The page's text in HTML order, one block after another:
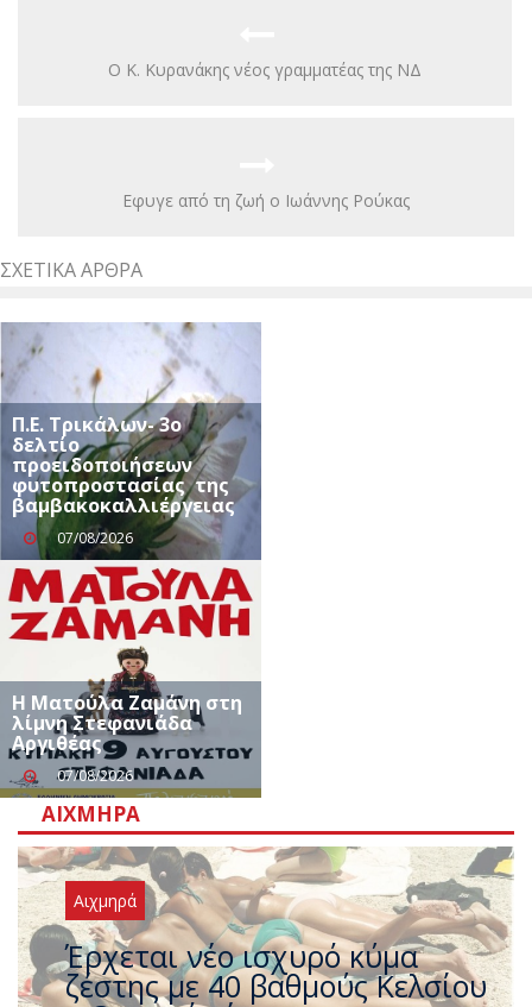
Ο Κ. Κυρανάκης νέος γραμματέας της NΔ
Eφυγε από τη ζωή ο Ιωάννης Ρούκας
ΣΧΕΤΙΚΆ ΆΡΘΡΑ
Π.Ε. Τρικάλων- 3ο
δελτίο
προειδοποιήσεων
φυτοπροστασίας της
βαμβακοκαλλιέργειας
07/08/2026
Η Ματούλα Ζαμάνη στη
λίμνη Στεφανιάδα
Αργιθέας
07/08/2026
ΑΙΧΜΗΡΆ
Αιχμηρά
Άφαντος ο Τσίπρας… την ώρα
που η χώρα καίγεται